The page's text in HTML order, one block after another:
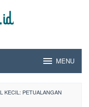
MENU
KECIL: PETUALANGAN